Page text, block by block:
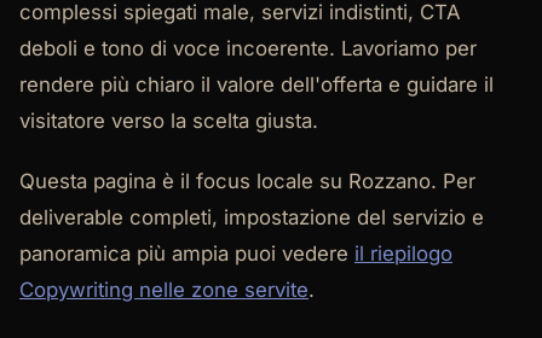
complessi spiegati male, servizi indistinti, CTA
deboli e tono di voce incoerente. Lavoriamo per
rendere più chiaro il valore dell'offerta e guidare il
visitatore verso la scelta giusta.
Questa pagina è il focus locale su Rozzano. Per
deliverable completi, impostazione del servizio e
panoramica più ampia puoi vedere il riepilogo
Copywriting nelle zone servite.